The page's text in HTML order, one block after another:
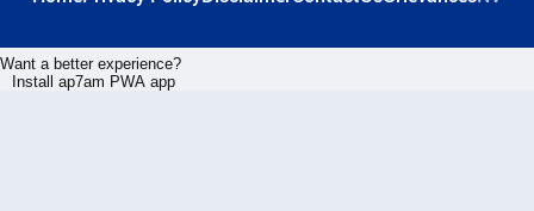
Want a better experience?
Install ap7am PWA app